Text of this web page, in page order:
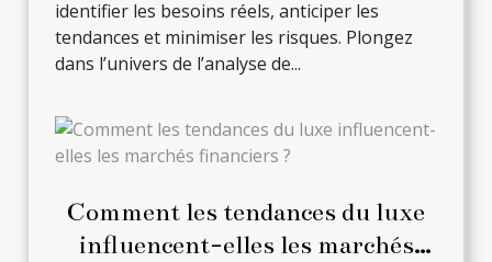
identifier les besoins réels, anticiper les
tendances et minimiser les risques. Plongez
dans l’univers de l’analyse de...
Comment les tendances du luxe
influencent-elles les marchés